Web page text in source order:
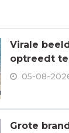
Virale
optreedt
05-08-
Grote